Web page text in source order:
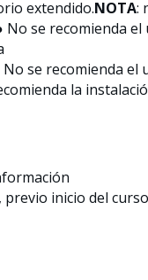
extendido.NOTA:
No se recomienda
se recomienda el
la
inicio del